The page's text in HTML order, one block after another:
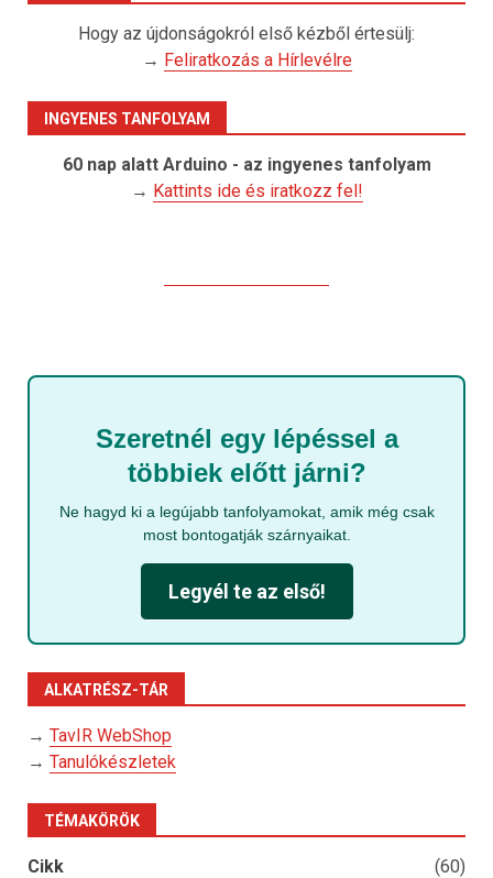
Hogy az újdonságokról első kézből értesülj:
→ Feliratkozás a Hírlevélre
INGYENES TANFOLYAM
60 nap alatt Arduino - az ingyenes tanfolyam
→ Kattints ide és iratkozz fel!
Szeretnél egy lépéssel a
többiek előtt járni?
Ne hagyd ki a legújabb tanfolyamokat, amik még csak
most bontogatják szárnyaikat.
Legyél te az első!
ALKATRÉSZ-TÁR
→ TavIR WebShop
→ Tanulókészletek
TÉMAKÖRÖK
Cikk (60)